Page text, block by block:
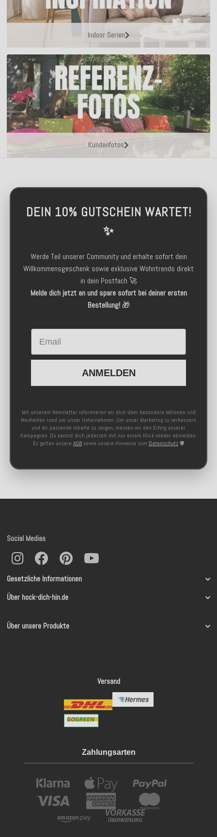
Indoor Serien
Kundenfotos
DEIN 10% GUTSCHEIN WARTET!
✨
Werde Teil unserer Community und erhalte sofort dein
Willkommensgeschenk sowie exklusive Wohntrends direkt
in dein Postfach 🚀
Melde dich jetzt an und spare sofort bei deiner ersten
Bestellung!🎁
Email
ANMELDEN
Mit unserem Newsletter informieren wir dich über besondere Aktionen und
Neuheiten rund um unser Unternehmen. Um unser Marketing zu verbessern
und dir passende Inhalte zu zeigen, messen wir den Erfolg unserer
Kampagnen. Du kannst dich jederzeit mit nur einem Klick wieder abmelden.
Es gelten unsere AGB sowie unsere Hinweise zum Datenschutz 🛡️
Gesetzliche Informationen
Über hock-dich-hin.de
Über unsere Produkte
Social Medias
Versand
Zahlungsarten